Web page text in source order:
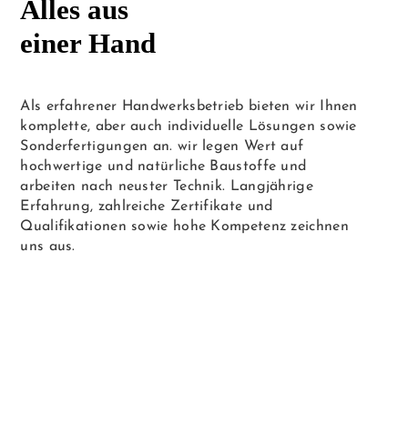
Alles aus
einer Hand
Als erfahrener Handwerksbetrieb bieten wir Ihnen
komplette, aber auch individuelle Lösungen sowie
Sonderfertigungen an. wir legen Wert auf
hochwertige und natürliche Baustoffe und
arbeiten nach neuster Technik. Langjährige
Erfahrung, zahlreiche Zertifikate und
Qualifikationen sowie hohe Kompetenz zeichnen
uns aus.